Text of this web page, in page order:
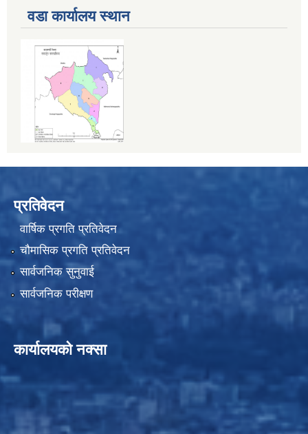
वडा कार्यालय स्थान
प्रतिवेदन
वार्षिक प्रगति प्रतिवेदन
चौमासिक प्रगति प्रतिवेदन
सार्वजनिक सुनुवाई
सार्वजनिक परीक्षण
कार्यालयको नक्सा